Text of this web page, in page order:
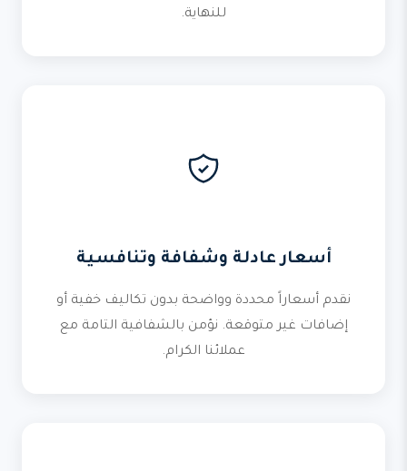
للنهاية.
أسعار عادلة وشفافة وتنافسية
نقدم أسعاراً محددة وواضحة بدون تكاليف خفية أو
إضافات غير متوقعة. نؤمن بالشفافية التامة مع
عملائنا الكرام.